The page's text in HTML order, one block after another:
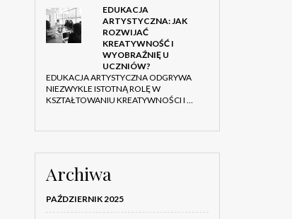
EDUKACJA
ARTYSTYCZNA: JAK
ROZWIJAĆ
KREATYWNOŚĆ I
WYOBRAŹNIĘ U
UCZNIÓW?
EDUKACJA ARTYSTYCZNA ODGRYWA
NIEZWYKLE ISTOTNĄ ROLĘ W
KSZTAŁTOWANIU KREATYWNOŚCI I …
Archiwa
PAŹDZIERNIK 2025